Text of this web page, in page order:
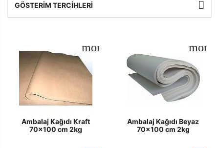
GÖSTERIM TERCIHLERI
Ambalaj Kağıdı Kraft
70x100 cm 2kg
Ambalaj Kağıdı Beyaz
70x100 cm 2kg